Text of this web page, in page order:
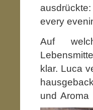
every
Auf
klar. Luca
und